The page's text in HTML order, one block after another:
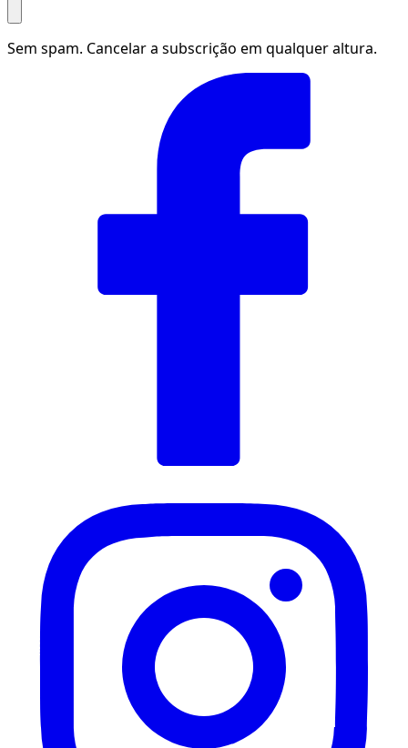
Sem spam. Cancelar a subscrição em qualquer altura.